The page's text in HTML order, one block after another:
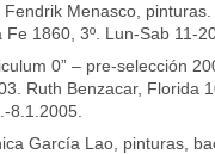
Fendrik Menasco, pinturas.
Fe 1860, 3º. Lun-Sab 11-
0” – pre-selección
Ruth Benzacar, Florida
8.1.2005.
García Lao, pinturas,